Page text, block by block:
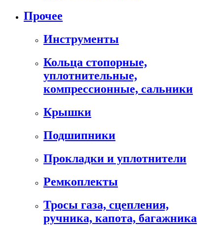
Прочее
Инструменты
Кольца стопорные,
уплотнительные,
компрессионные, сальники
Крышки
Подшипники
Прокладки и уплотнители
Ремкоплекты
Тросы газа, сцепления,
ручника, капота, багажника